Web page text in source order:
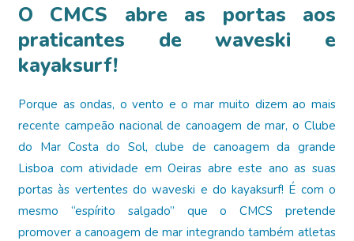
O CMCS abre as portas aos
praticantes de waveski e
kayaksurf!
Porque as ondas, o vento e o mar muito dizem ao mais
recente campeão nacional de canoagem de mar, o Clube
do Mar Costa do Sol, clube de canoagem da grande
Lisboa com atividade em Oeiras abre este ano as suas
portas às vertentes do waveski e do kayaksurf! É com o
mesmo “espírito salgado” que o CMCS pretende
promover a canoagem de mar integrando também atletas